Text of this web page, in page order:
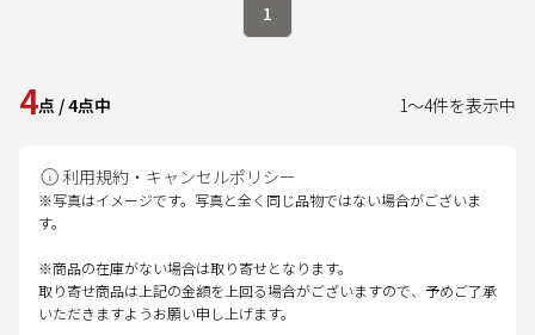
1
4点 /4点中 1～4件を表示中
利用規約・キャンセルポリシー
※写真はイメージです。写真と全く同じ品物ではない場合がございま
す。
※商品の在庫がない場合は取り寄せとなります。
取り寄せ商品は上記の金額を上回る場合がございますので、予めご了承
いただきますようお願い申し上げます。